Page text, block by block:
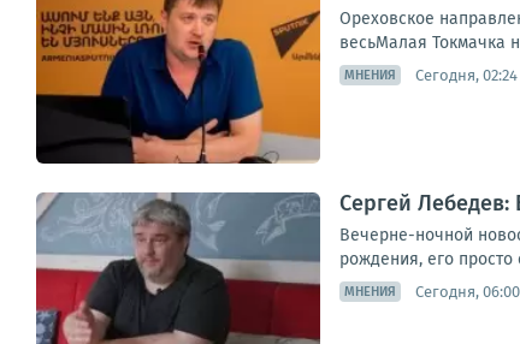
Ореховское
весьМалая Токмачка
МНЕНИЯ Сегодня, 02:24
Сергей
Вечерне-ночной
рождения, его
МНЕНИЯ Сегодня, 06:00